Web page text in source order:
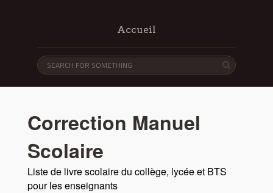
Accueil
Correction Manuel
Scolaire
Liste de livre scolaire du collège, lycée et BTS
pour les enseignants